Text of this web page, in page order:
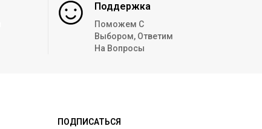
Поддержка
Поможем С
Выбором, Ответим
На Вопросы
ПОДПИСАТЬСЯ